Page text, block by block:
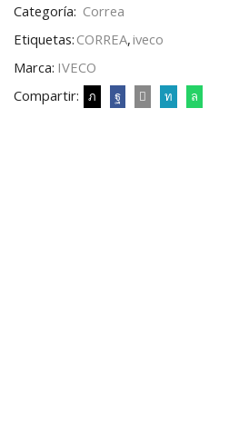
Categoría: Correa
Etiquetas: CORREA,iveco
Marca: IVECO
Compartir: